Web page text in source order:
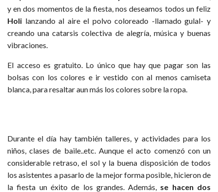
y en dos momentos de la fiesta, nos deseamos todos un feliz
Holi lanzando al aire el polvo coloreado -llamado gulal- y
creando una catarsis colectiva de alegría, música y buenas
vibraciones.
El acceso es gratuito. Lo único que hay que pagar son las
bolsas con los colores e ir vestido con al menos camiseta
blanca, para resaltar aun más los colores sobre la ropa.
Durante el día hay también talleres, y actividades para los
niños, clases de baile..etc. Aunque el acto comenzó con un
considerable retraso, el sol y la buena disposición de todos
los asistentes a pasarlo de la mejor forma posible, hicieron de
la fiesta un éxito de los grandes. Además, se hacen dos